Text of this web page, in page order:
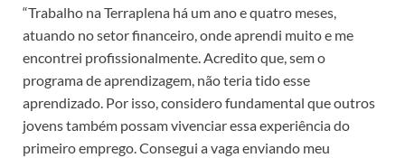
“Trabalho na Terraplena há um ano e quatro meses,
atuando no setor financeiro, onde aprendi muito e me
encontrei profissionalmente. Acredito que, sem o
programa de aprendizagem, não teria tido esse
aprendizado. Por isso, considero fundamental que outros
jovens também possam vivenciar essa experiência do
primeiro emprego. Consegui a vaga enviando meu